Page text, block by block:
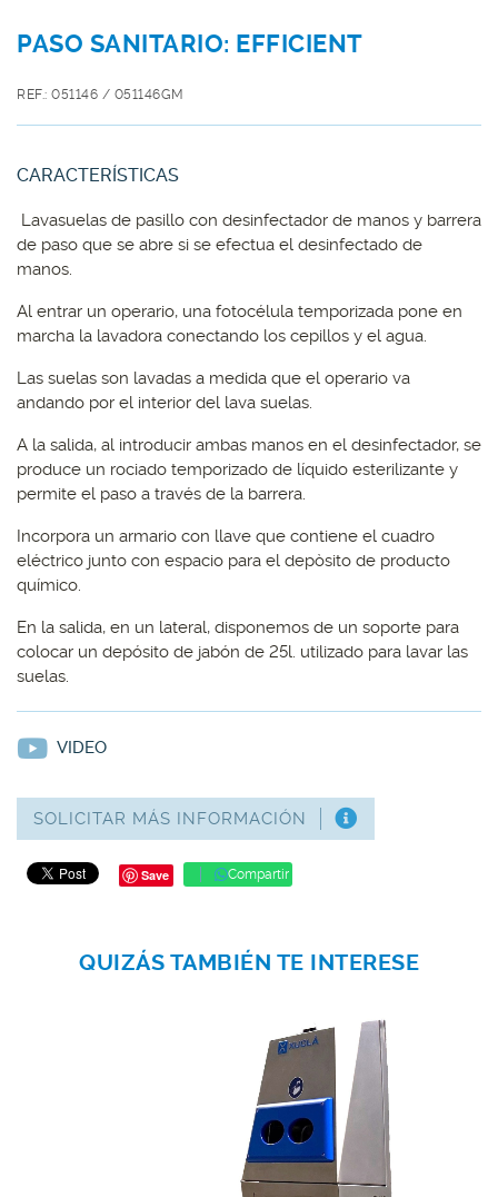
PASO SANITARIO: EFFICIENT
REF.: 051146 / 051146GM
CARACTERÍSTICAS
Lavasuelas de pasillo con desinfectador de manos y barrera
de paso que se abre si se efectua el desinfectado de
manos.
Al entrar un operario, una fotocélula temporizada pone en
marcha la lavadora conectando los cepillos y el agua.
Las suelas son lavadas a medida que el operario va
andando por el interior del lava suelas.
A la salida, al introducir ambas manos en el desinfectador, se
produce un rociado temporizado de líquido esterilizante y
permite el paso a través de la barrera.
Incorpora un armario con llave que contiene el cuadro
eléctrico junto con espacio para el depòsito de producto
químico.
En la salida, en un lateral, disponemos de un soporte para
colocar un depósito de jabón de 25l. utilizado para lavar las
suelas.
VIDEO
Save Compartir
SOLICITAR MÁS INFORMACIÓN
QUIZÁS TAMBIÉN TE INTERESE